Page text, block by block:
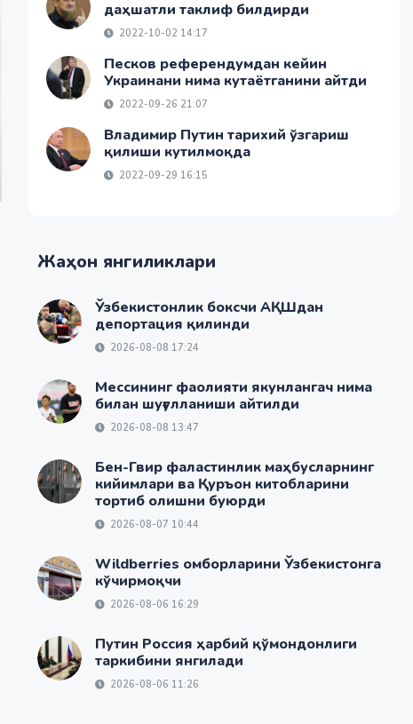
даҳшатли таклиф билдирди
2022-10-02 14:17
Песков референдумдан кейин
Украинани нима кутаётганини айтди
2022-09-26 21:07
Владимир Путин тарихий ўзгариш
қилиши кутилмоқда
2022-09-29 16:15
Жаҳон янгиликлари
Ўзбекистонлик боксчи АҚШдан
депортация қилинди
2026-08-08 17:24
Мессининг фаолияти якунлангач нима
билан шуғулланиши айтилди
2026-08-08 13:47
Бен-Гвир фаластинлик маҳбусларнинг
кийимлари ва Қуръон китобларини
тортиб олишни буюрди
2026-08-07 10:44
Wildberries омборларини Ўзбекистонга
кўчирмоқчи
2026-08-06 16:29
Путин Россия ҳарбий қўмондонлиги
таркибини янгилади
2026-08-06 11:26